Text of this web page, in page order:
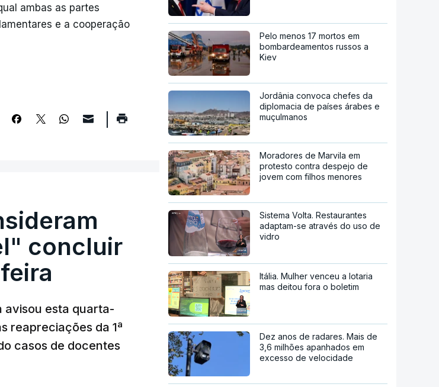
ambas as partes
e a cooperação
concluir
avisou esta quarta-
reapreciações da 1ª
casos de docentes
Pelo menos 17 mortos em
bombardeamentos russos a
Kiev
Jordânia convoca chefes da
diplomacia de países árabes e
muçulmanos
Moradores de Marvila em
protesto contra despejo de
jovem com filhos menores
Sistema Volta. Restaurantes
adaptam-se através do uso de
vidro
Itália. Mulher venceu a lotaria
mas deitou fora o boletim
Dez anos de radares. Mais de
3,6 milhões apanhados em
excesso de velocidade